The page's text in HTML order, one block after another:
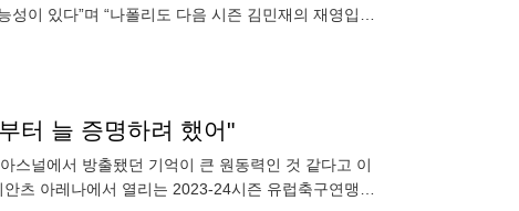
이 있다”며 “나폴리도 다음 시즌 김민재의 재영입을
터 늘 증명하려 했어"
스널에서 방출됐던 기억이 큰 원동력인 것 같다고 이
츠 아레나에서 열리는 2023-24시즌 유럽축구연맹